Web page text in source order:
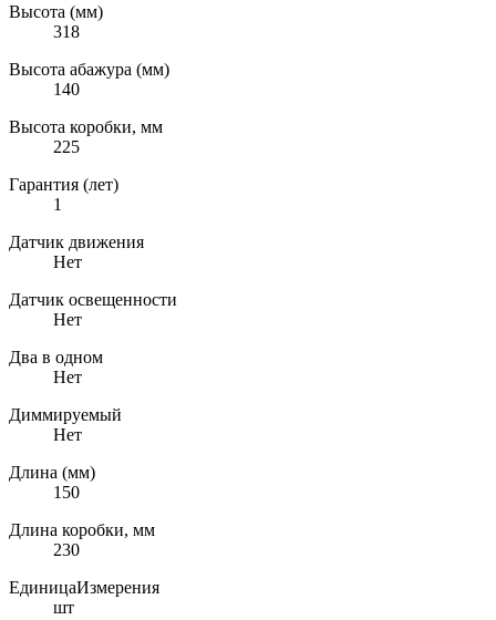
Высота (мм)
318
Высота абажура (мм)
140
Высота коробки, мм
225
Гарантия (лет)
1
Датчик движения
Нет
Датчик освещенности
Нет
Два в одном
Нет
Диммируемый
Нет
Длина (мм)
150
Длина коробки, мм
230
ЕдиницаИзмерения
шт